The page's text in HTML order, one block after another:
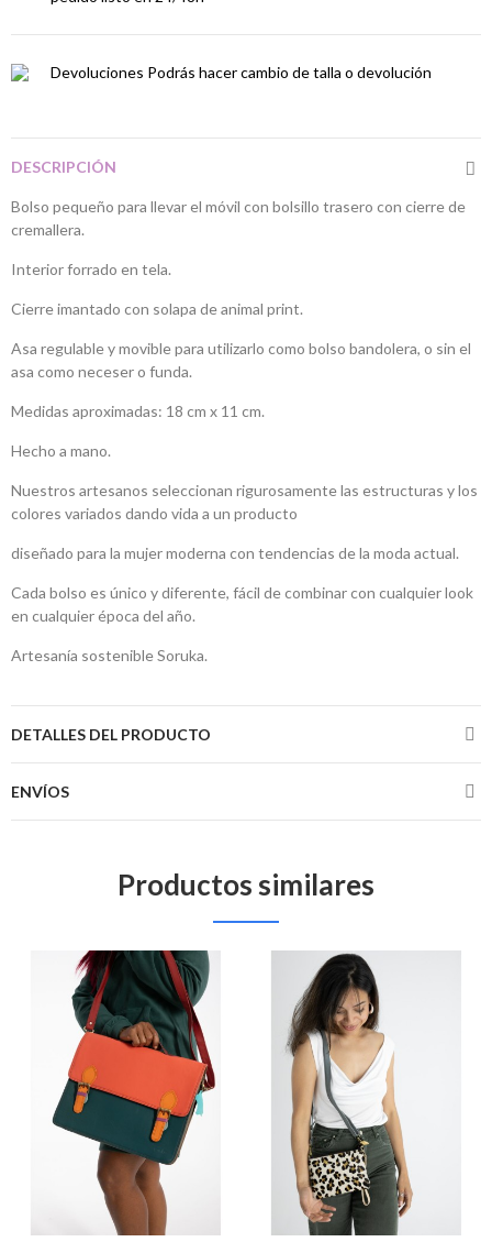
Devoluciones Podrás hacer cambio de talla o devolución
DESCRIPCIÓN
Bolso pequeño para llevar el móvil con bolsillo trasero con cierre de
cremallera.
Interior forrado en tela.
Cierre imantado con solapa de animal print.
Asa regulable y movible para utilizarlo como bolso bandolera, o sin el
asa como neceser o funda.
Medidas aproximadas: 18 cm x 11 cm.
Hecho a mano.
Nuestros artesanos seleccionan rigurosamente las estructuras y los
colores variados dando vida a un producto
diseñado para la mujer moderna con tendencias de la moda actual.
Cada bolso es único y diferente, fácil de combinar con cualquier look
en cualquier época del año.
Artesanía sostenible Soruka.
DETALLES DEL PRODUCTO
ENVÍOS
Productos similares